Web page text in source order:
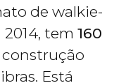
de walkie-
tem 160
construção
Está